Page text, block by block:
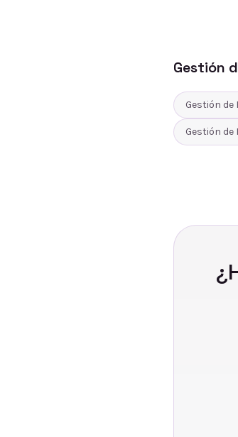
Gestión
Gestión de
Gestión de